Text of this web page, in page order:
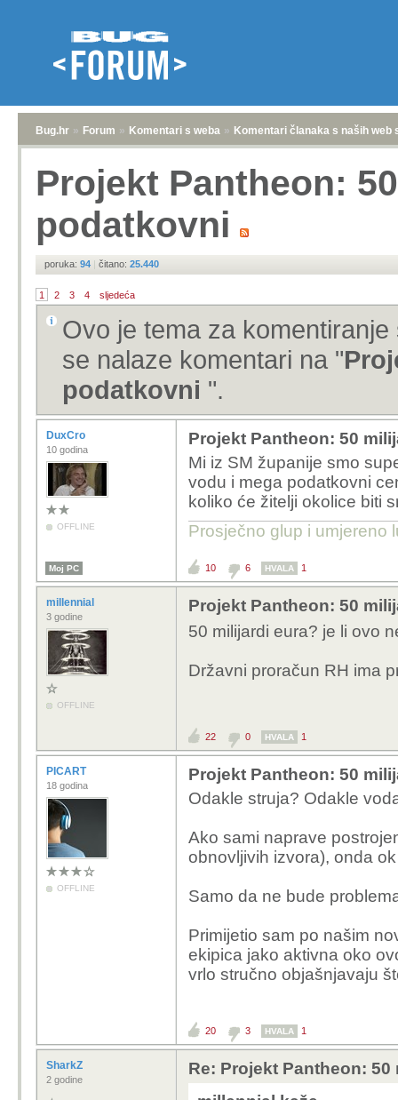
Bug.hr » Forum » Komentari s weba » Komentari članaka s naših web
Projekt Pantheon:
podatkovni
poruka: 94 | čitano: 25.440
1 2 3 4 sljedeća
Ovo je tema za
se nalaze komentari na "
podatkovni ".
DuxCro
10 godina
OFFLINE
Projekt Pantheon: 50
Mi iz SM županije smo
vodu i mega podatkovni
koliko će žitelji okolice biti
Prosječno glup i umjereno
Moj PC 10 6 HVALA 1
millennial
3 godine
OFFLINE
Projekt Pantheon: 50
50 milijardi eura? je li ovo
Državni proračun RH ima
22 0 HVALA 1
PICART
18 godina
OFFLINE
Projekt Pantheon: 50
Odakle struja? Odakle
Ako sami naprave
obnovljivih izvora), onda
Samo da ne bude
Primijetio sam po našim
ekipica jako aktivna oko
vrlo stručno objašnjavaju
20 3 HVALA 1
SharkZ
2 godine
Re: Projekt Pantheon: